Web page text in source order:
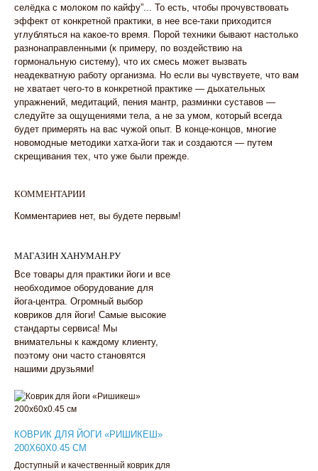
селёдка с молоком по кайфу”... То есть, чтобы прочувствовать
эффект от конкретной практики, в нее все-таки приходится
углубляться на какое-то время. Порой техники бывают настолько
разнонаправленными (к примеру, по воздействию на
гормональную систему), что их смесь может вызвать
неадекватную работу организма. Но если вы чувствуете, что вам
не хватает чего-то в конкретной практике — дыхательных
упражнений, медитаций, пения мантр, разминки суставов —
следуйте за ощущениями тела, а не за умом, который всегда
будет примерять на вас чужой опыт. В конце-концов, многие
новомодные методики хатха-йоги так и создаются — путем
скрещивания тех, что уже были прежде.
КОММЕНТАРИИ
Комментариев нет, вы будете первым!
МАГАЗИН ХАНУМАН.РУ
Все товары для практики йоги и все
необходимое оборудование для
йога-центра. Огромный выбор
ковриков для йоги! Самые высокие
стандарты сервиса! Мы
внимательны к каждому клиенту,
поэтому они часто становятся
нашими друзьями!
КОВРИК ДЛЯ ЙОГИ «РИШИКЕШ»
200Х60Х0.45 СМ
Доступный и качественный коврик для